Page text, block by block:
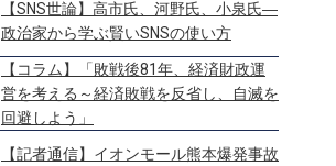
【SNS世論】高市氏、河野氏、小泉氏―
政治家から学ぶ賢いSNSの使い方
【コラム】「敗戦後81年、経済財政運
営を考える～経済敗戦を反省し、自滅を
回避しよう」
【記者通信】イオンモール熊本爆発事故